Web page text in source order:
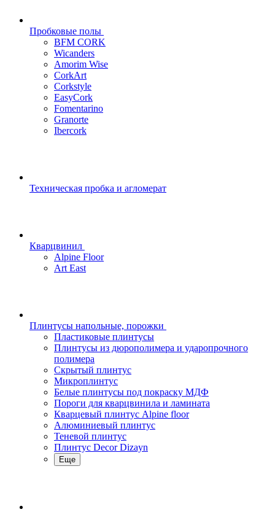
Пробковые полы
BFM CORK
Wicanders
Amorim Wise
CorkArt
Corkstyle
EasyCork
Fomentarino
Granorte
Ibercork
Техническая пробка и агломерат
Кварцвинил
Alpine Floor
Art East
Плинтусы напольные, порожки
Пластиковые плинтусы
Плинтусы из дюрополимера и ударопрочного
полимера
Скрытый плинтус
Микроплинтус
Белые плинтусы под покраску МДФ
Пороги для кварцвинила и ламината
Кварцевый плинтус Alpine floor
Алюминиевый плинтус
Теневой плинтус
Плинтус Decor Dizayn
Еще